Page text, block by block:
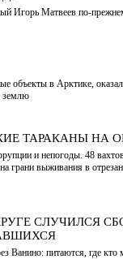
Игорь Матвеев по-
объекты в Арктике,
землю
ТАРАКАНЫ НА
и непогоды. 48
грани выживания в
СЛУЧИЛСЯ
Ванино: питаются, где кто